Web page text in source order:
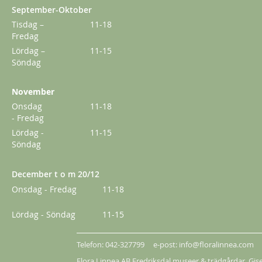
September-Oktober
Tisdag –
Fredag
11-18
Lördag –
Söndag
11-15
November
Onsdag
- Fredag
11-18
Lördag -
Söndag
11-15
December t o m 20/12
Onsdag - Fredag
11-18
Lördag - Söndag 11-15
Telefon: 042-327799 e-post: info@floralinnea.com